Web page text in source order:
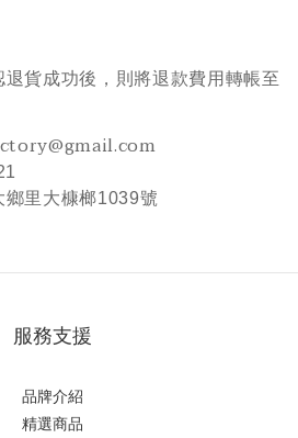
貨成功後，則將退款費用轉帳至
鄉里大槺榔1039號
服務支援
品牌介紹
精選商品